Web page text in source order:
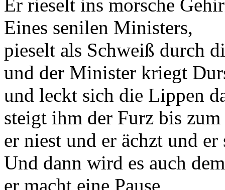
Er rieselt ins morsche
Eines senilen Ministers,
pieselt als Schweiß durch
und der Minister kriegt
und leckt sich die Lippen
steigt ihm der Furz bis zum
er niest und er ächzt und
Und dann wird es auch
er macht eine Pause,